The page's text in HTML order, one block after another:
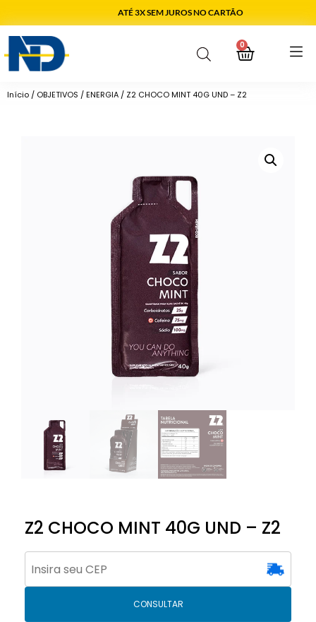
ATÉ 3X SEM JUROS NO CARTÃO
0
Início / OBJETIVOS /ENERGIA / Z2 CHOCO MINT 40G UND – Z2
Z2 CHOCO MINT 40G UND – Z2
CONSULTAR